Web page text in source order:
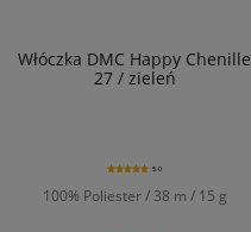
Włóczka DMC Happy Chenille
27 / zieleń
100% Poliester / 38 m / 15 g
5.0